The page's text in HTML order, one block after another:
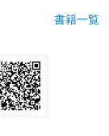
書籍一覧